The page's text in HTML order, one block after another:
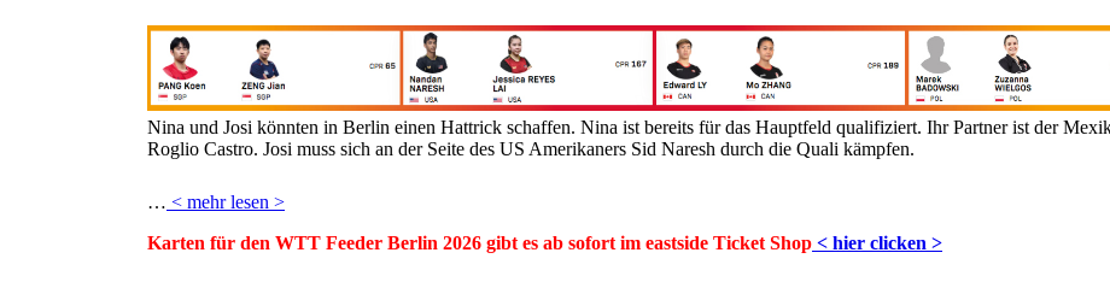
Nina und Josi könnten in Berlin einen Hattrick schaffen. Nina ist bereits für das Hauptfeld qualifiziert. Ihr Partner ist der
Roglio Castro. Josi muss sich an der Seite des US Amerikaners Sid Naresh durch die Quali kämpfen.
… < mehr lesen >
Karten für den WTT Feeder Berlin 2026 gibt es ab sofort im eastside Ticket Shop < hier clicken >